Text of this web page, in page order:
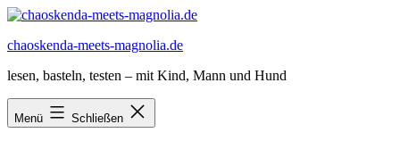
Zum
springen
chaoskenda-meets-magnolia.de
lesen, basteln, testen – mit Kind, Mann und Hund
Menü Schließen